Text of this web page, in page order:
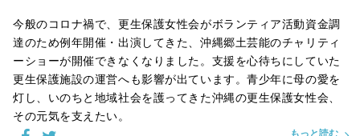
今般のコロナ禍で、更生保護女性会がボランティア活動資金調
達のため例年開催・出演してきた、沖縄郷土芸能のチャリティ
ーショーが開催できなくなりました。支援を心待ちにしていた
更生保護施設の運営へも影響が出ています。青少年に母の愛を
灯し、いのちと地域社会を護ってきた沖縄の更生保護女性会、
その元気を支えたい。
もっと読む